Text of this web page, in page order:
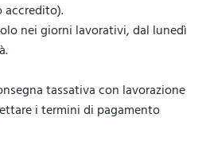
accredito).
nei giorni lavorativi, dal lunedì
tassativa con lavorazione
i termini di pagamento